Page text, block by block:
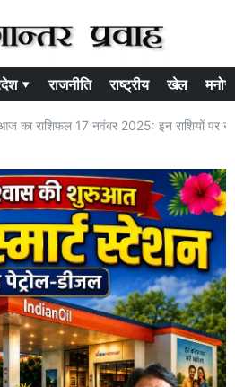
▾ राजनीति राष्ट्रीय खेल
का राशिफल 17 नवंबर 2025: इन राशियों पर